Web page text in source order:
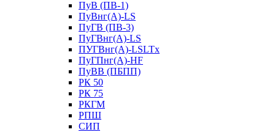
ПуВ (ПВ-1)
ПуВнг(А)-LS
ПуГВ (ПВ-3)
ПуГВнг(А)-LS
ПУГВнг(А)-LSLTx
ПуГПнг(А)-HF
ПуВВ (ПБПП)
РК 50
РК 75
РКГМ
РПШ
СИП